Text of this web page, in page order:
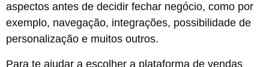
aspectos antes de decidir fechar negócio, como por
exemplo, navegação, integrações, possibilidade de
personalização e muitos outros.
Para te ajudar a escolher a plataforma de vendas